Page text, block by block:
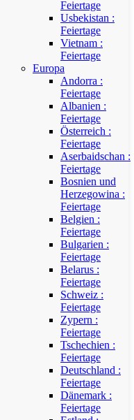
Feiertage
Usbekistan :
Feiertage
Vietnam :
Feiertage
Europa
Andorra :
Feiertage
Albanien :
Feiertage
Österreich :
Feiertage
Aserbaidschan :
Feiertage
Bosnien und
Herzegowina :
Feiertage
Belgien :
Feiertage
Bulgarien :
Feiertage
Belarus :
Feiertage
Schweiz :
Feiertage
Zypern :
Feiertage
Tschechien :
Feiertage
Deutschland :
Feiertage
Dänemark :
Feiertage